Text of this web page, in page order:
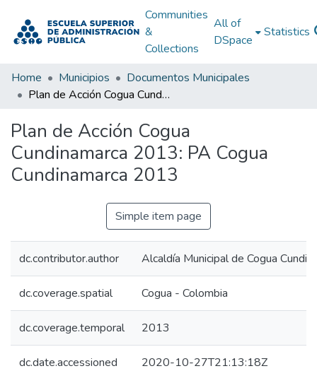
Communities
&
Collections
All of
DSpace
Statistics
Home Municipios
Documentos Municipales
Plan de Acción Cogua Cundinamarca 2013: PA Cogua Cundinamarca 2013
Plan de Acción Cogua
Cundinamarca 2013: PA Cogua
Cundinamarca 2013
Simple item page
dc.contributor.author Alcaldía Municipal de Cogua
dc.coverage.spatial Cogua - Colombia
dc.coverage.temporal 2013
dc.date.accessioned 2020-10-27T21:13:18Z